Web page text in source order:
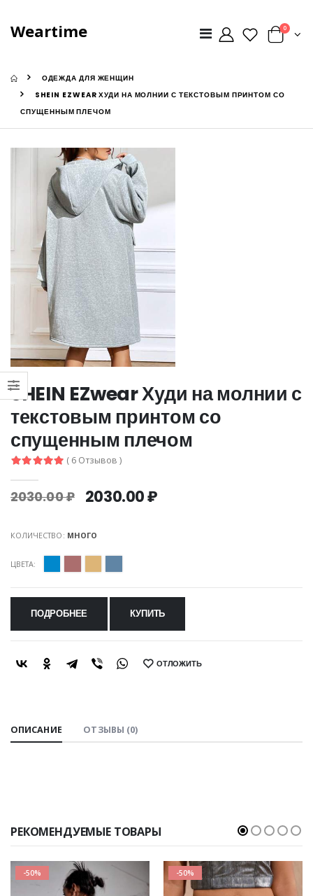
Weartime 0
ОДЕЖДА ДЛЯ ЖЕНЩИН
SHEIN EZWEAR ХУДИ НА МОЛНИИ С ТЕКСТОВЫМ ПРИНТОМ СО
СПУЩЕННЫМ ПЛЕЧОМ
SHEIN EZwear Худи на молнии с
текстовым принтом со
спущенным плечом
( 6 Отзывов )
2030.00 ₽ 2030.00 ₽
КОЛИЧЕСТВО: МНОГО
ЦВЕТА:
ПОДРОБНЕЕ КУПИТЬ
SHARE: ОТЛОЖИТЬ
ОПИСАНИЕ ОТЗЫВЫ (0)
РЕКОМЕНДУЕМЫЕ ТОВАРЫ
-50% -50%